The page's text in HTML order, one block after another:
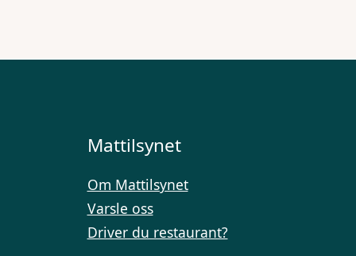
Mattilsynet
Om Mattilsynet
Varsle oss
Driver du restaurant?